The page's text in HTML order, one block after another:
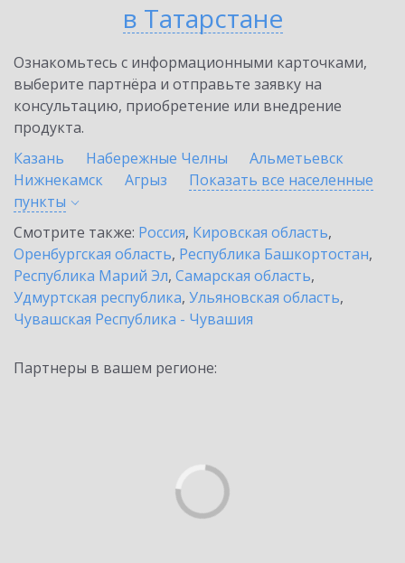
в Татарстане
Ознакомьтесь с информационными карточками,
выберите партнёра и отправьте заявку на
консультацию, приобретение или внедрение
продукта.
Казань
Набережные Челны
Альметьевск
Нижнекамск
Агрыз
Показать все населенные
пункты
Смотрите также: Россия, Кировская область,
Оренбургская область, Республика Башкортостан,
Республика Марий Эл, Самарская область,
Удмуртская республика, Ульяновская область,
Чувашская Республика - Чувашия
Партнеры в вашем регионе: